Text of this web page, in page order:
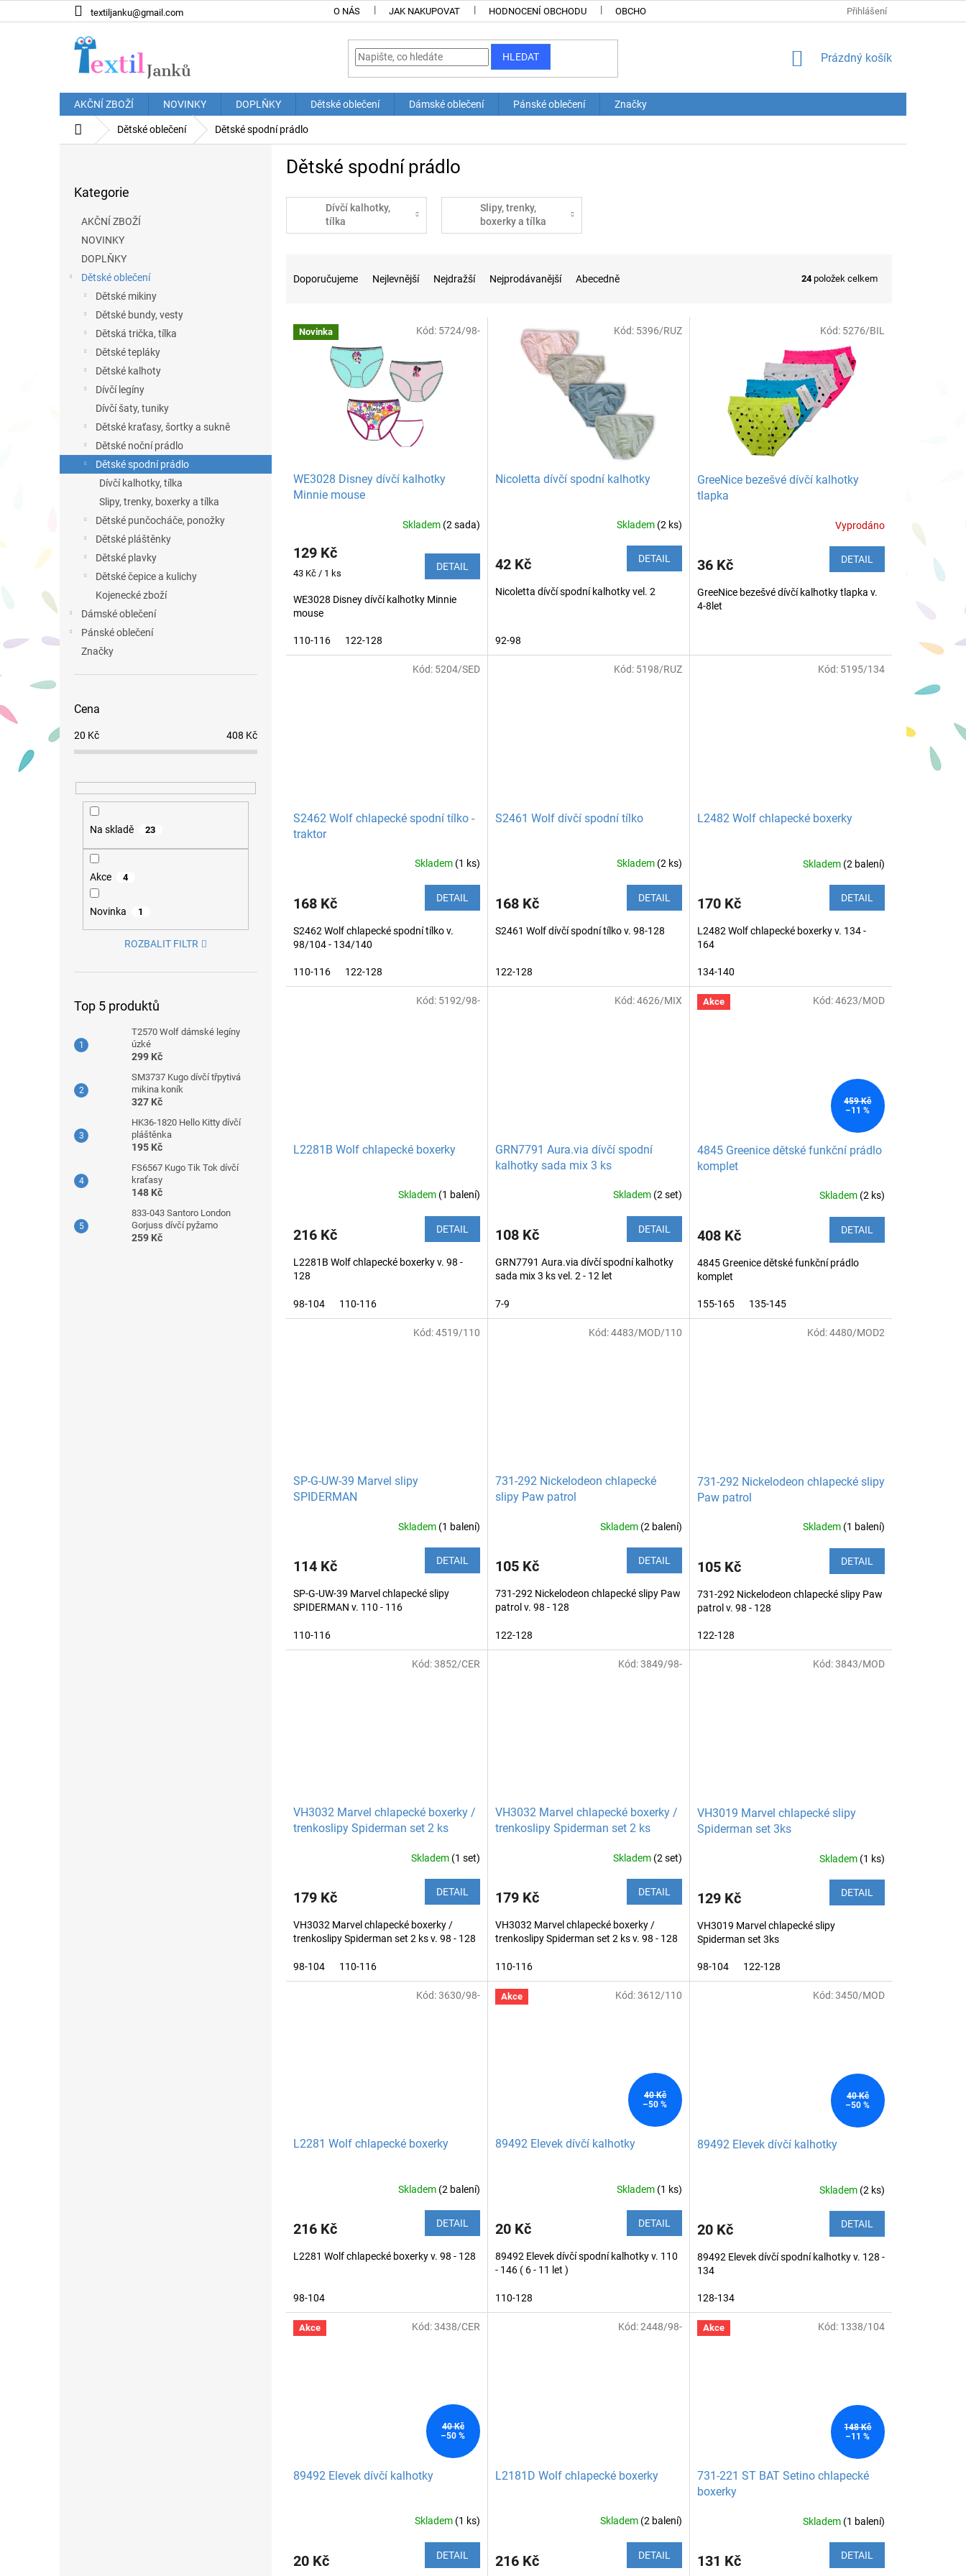
na
textiljanku@gmail.com O NÁS JAK NAKUPOVAT HODNOCENÍ OBCHODU OBCHODNÍ PODMÍNKY PODMÍNKY OCHRANY OSOBNÍCH ÚDAJŮ
Přihlášení
HLEDAT
NÁKUPNÍ
Prázdný košík
AKČNÍ ZBOŽÍ NOVINKY DOPLŇKY Dětské oblečení Dámské oblečení Pánské oblečení Značky
Domů Dětské oblečení Dětské spodní prádlo
kategorie
Kategorie
AKČNÍ ZBOŽÍ
NOVINKY
DOPLŇKY
Dětské oblečení
Dětské mikiny
Dětské bundy, vesty
Dětská trička, tílka
Dětské tepláky
Dětské kalhoty
Dívčí legíny
Dívčí šaty, tuniky
Dětské kraťasy, šortky a sukně
Dětské noční prádlo
Dětské spodní prádlo
Dívčí kalhotky, tílka
Slipy, trenky, boxerky a tílka
Dětské punčocháče, ponožky
Dětské pláštěnky
Dětské plavky
Dětské čepice a kulichy
Kojenecké zboží
Dámské oblečení
Pánské oblečení
Značky
Cena
20 Kč 408 Kč
Na skladě 23
Akce 4
Novinka 1
ROZBALIT FILTR
Top 5 produktů
T2570 Wolf dámské legíny
úzké
299 Kč
SM3737 Kugo dívčí třpytivá
mikina koník
327 Kč
HK36-1820 Hello Kitty dívčí
pláštěnka
195 Kč
FS6567 Kugo Tik Tok dívčí
kraťasy
148 Kč
833-043 Santoro London
Gorjuss dívčí pyžamo
259 Kč
Dětské spodní prádlo
Dívčí kalhotky,
tílka
Slipy, trenky,
boxerky a tílka
Doporučujeme Nejlevnější Nejdražší Nejprodávanější Abecedně 24položek celkem
V Novinka
WE3028 Disney dívčí kalhotky
Minnie mouse
Skladem (2 sada)
129 Kč
Měrná
43 Kč / 1 ks
DETAIL
WE3028 Disney dívčí kalhotky Minnie
mouse
110-116 122-128
Kód: 5724/98-
Nicoletta dívčí spodní kalhotky
Skladem (2 ks)
42 Kč DETAIL
Nicoletta dívčí spodní kalhotky vel. 2
92-98
Kód: 5396/RUZ
GreeNice bezešvé dívčí kalhotky
tlapka
Vyprodáno
36 Kč DETAIL
GreeNice bezešvé dívčí kalhotky tlapka v.
4-8let
Kód: 5276/BIL
S2462 Wolf chlapecké spodní tílko -
traktor
Skladem (1 ks)
168 Kč DETAIL
S2462 Wolf chlapecké spodní tílko v.
98/104 - 134/140
110-116 122-128
Kód: 5204/SED
S2461 Wolf dívčí spodní tílko
Skladem (2 ks)
168 Kč DETAIL
S2461 Wolf dívčí spodní tílko v. 98-128
122-128
Kód: 5198/RUZ
L2482 Wolf chlapecké boxerky
Skladem (2 balení)
170 Kč DETAIL
L2482 Wolf chlapecké boxerky v. 134 -
164
134-140
Kód: 5195/134
L2281B Wolf chlapecké boxerky
Skladem (1 balení)
216 Kč DETAIL
L2281B Wolf chlapecké boxerky v. 98 -
128
98-104 110-116
Kód: 5192/98-
GRN7791 Aura.via dívčí spodní
kalhotky sada mix 3 ks
Skladem (2 set)
108 Kč DETAIL
GRN7791 Aura.via dívčí spodní kalhotky
sada mix 3 ks vel. 2 - 12 let
7-9
Kód:4626/MIX Akce
459 Kč
–11 %
4845 Greenice dětské funkční prádlo
komplet
Skladem (2 ks)
408 Kč DETAIL
4845 Greenice dětské funkční prádlo
komplet
155-165 135-145
Kód:4623/MOD
SP-G-UW-39 Marvel slipy
SPIDERMAN
Skladem (1 balení)
114 Kč DETAIL
SP-G-UW-39 Marvel chlapecké slipy
SPIDERMAN v. 110 - 116
110-116
Kód:4519/110
731-292 Nickelodeon chlapecké
slipy Paw patrol
Skladem (2 balení)
105 Kč DETAIL
731-292 Nickelodeon chlapecké slipy Paw
patrol v. 98 - 128
122-128
Kód:4483/MOD/110
731-292 Nickelodeon chlapecké slipy
Paw patrol
Skladem (1 balení)
105 Kč DETAIL
731-292 Nickelodeon chlapecké slipy Paw
patrol v. 98 - 128
122-128
Kód:4480/MOD2
VH3032 Marvel chlapecké boxerky /
trenkoslipy Spiderman set 2 ks
Skladem (1 set)
179 Kč DETAIL
VH3032 Marvel chlapecké boxerky /
trenkoslipy Spiderman set 2 ks v. 98 - 128
98-104 110-116
Kód:3852/CER
VH3032 Marvel chlapecké boxerky /
trenkoslipy Spiderman set 2 ks
Skladem (2 set)
179 Kč DETAIL
VH3032 Marvel chlapecké boxerky /
trenkoslipy Spiderman set 2 ks v. 98 - 128
110-116
Kód:3849/98-
VH3019 Marvel chlapecké slipy
Spiderman set 3ks
Skladem (1 ks)
129 Kč DETAIL
VH3019 Marvel chlapecké slipy
Spiderman set 3ks
98-104 122-128
Kód:3843/MOD
L2281 Wolf chlapecké boxerky
Skladem (2 balení)
216 Kč DETAIL
L2281 Wolf chlapecké boxerky v. 98 - 128
98-104
Kód:3630/98- Akce
40 Kč
–50 %
89492 Elevek dívčí kalhotky
Skladem (1 ks)
20 Kč DETAIL
89492 Elevek dívčí spodní kalhotky v. 110
- 146 ( 6 - 11 let )
110-128
Kód:3612/110
40 Kč
–50 %
89492 Elevek dívčí kalhotky
Skladem (2 ks)
20 Kč DETAIL
89492 Elevek dívčí spodní kalhotky v. 128 -
134
128-134
Kód:3450/MOD
Akce
40 Kč
–50 %
89492 Elevek dívčí kalhotky
Skladem (1 ks)
20 Kč DETAIL
Kód:3438/CER
L2181D Wolf chlapecké boxerky
Skladem (2 balení)
216 Kč DETAIL
Kód:2448/98- Akce
148 Kč
–11 %
731-221 ST BAT Setino chlapecké
boxerky
Skladem (1 balení)
131 Kč DETAIL
Kód: 1338/104